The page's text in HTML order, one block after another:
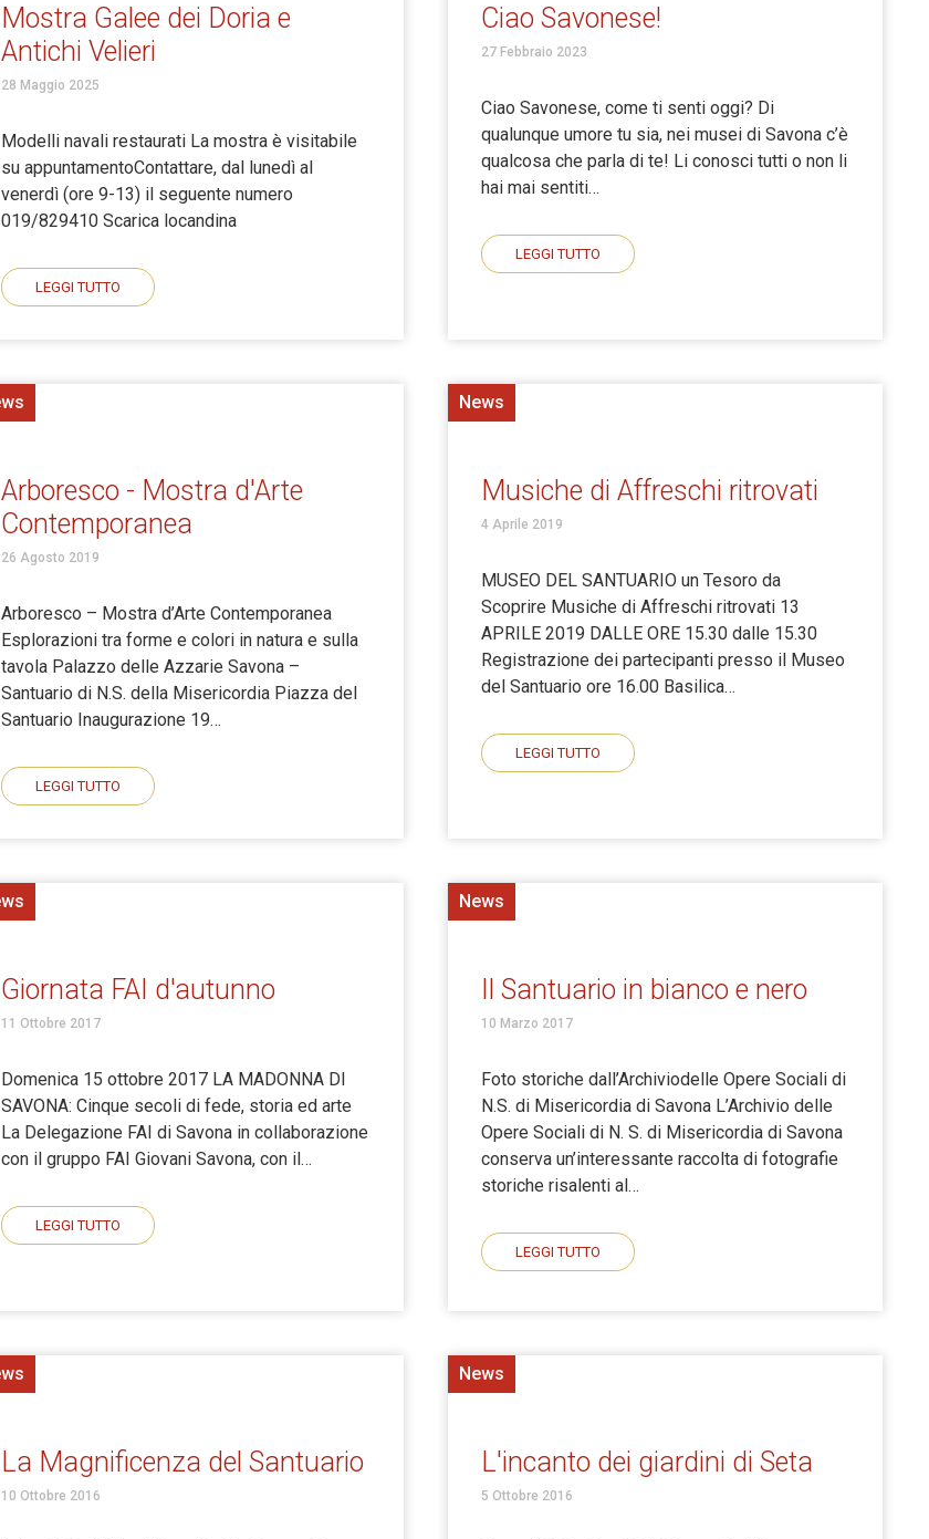
Mostra Galee dei Doria e
Antichi Velieri
28 Maggio 2025
Modelli navali restaurati La mostra è visitabile
su appuntamentoContattare, dal lunedì al
venerdì (ore 9-13) il seguente numero
019/829410 Scarica locandina
LEGGI TUTTO
Ciao Savonese!
27 Febbraio 2023
Ciao Savonese, come ti senti oggi? Di
qualunque umore tu sia, nei musei di Savona c’è
qualcosa che parla di te! Li conosci tutti o non li
hai mai sentiti…
LEGGI TUTTO
Arboresco - Mostra d'Arte
Contemporanea
26 Agosto 2019
Arboresco – Mostra d’Arte Contemporanea
Esplorazioni tra forme e colori in natura e sulla
tavola Palazzo delle Azzarie Savona –
Santuario di N.S. della Misericordia Piazza del
Santuario Inaugurazione 19…
LEGGI TUTTO
News
Musiche di Affreschi ritrovati
4 Aprile 2019
MUSEO DEL SANTUARIO un Tesoro da
Scoprire Musiche di Affreschi ritrovati 13
APRILE 2019 DALLE ORE 15.30 dalle 15.30
Registrazione dei partecipanti presso il Museo
del Santuario ore 16.00 Basilica…
LEGGI TUTTO
Giornata FAI d'autunno
11 Ottobre 2017
Domenica 15 ottobre 2017 LA MADONNA DI
SAVONA: Cinque secoli di fede, storia ed arte
La Delegazione FAI di Savona in collaborazione
con il gruppo FAI Giovani Savona, con il…
LEGGI TUTTO
News
Il Santuario in bianco e nero
10 Marzo 2017
Foto storiche dall’Archiviodelle Opere Sociali di
N.S. di Misericordia di Savona L’Archivio delle
Opere Sociali di N. S. di Misericordia di Savona
conserva un’interessante raccolta di fotografie
storiche risalenti al…
LEGGI TUTTO
La Magnificenza del Santuario
10 Ottobre 2016
News
L'incanto dei giardini di Seta
5 Ottobre 2016